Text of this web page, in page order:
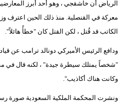
الرياض أن خاشقجي ، وهو أحد أبرز
معركة في القنصلية. منذ ذلك الحين اعترف
الكاتب قد قُتل ، لكن القتل كان "خطأً هائلاً".
ودافع الرئيس الأميركي دونالد ترامب عن
"شخصاً يمتلك سيطرة جيدة" ، لكنه قال في
وكانت هناك أكاذيب".
ونشرت المحكمة الملكية السعودية صورة